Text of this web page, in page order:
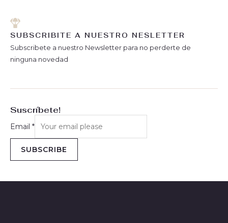
SUBSCRIBITE A NUESTRO NESLETTER
Subscribete a nuestro Newsletter para no perderte de
ninguna novedad
Suscríbete!
Email *
SUBSCRIBE